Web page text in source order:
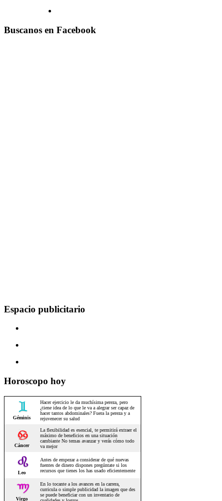
Buscanos en Facebook
Espacio publicitario
Horoscopo hoy